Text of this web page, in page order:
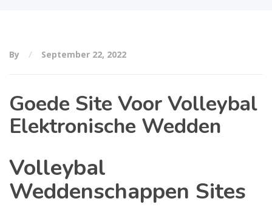
By September 22, 2022
Goede Site Voor Volleybal
Elektronische Wedden
Volleybal
Weddenschappen Sites